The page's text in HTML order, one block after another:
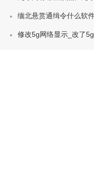
缅北悬赏通缉令什么软
修改5g网络显示_改了